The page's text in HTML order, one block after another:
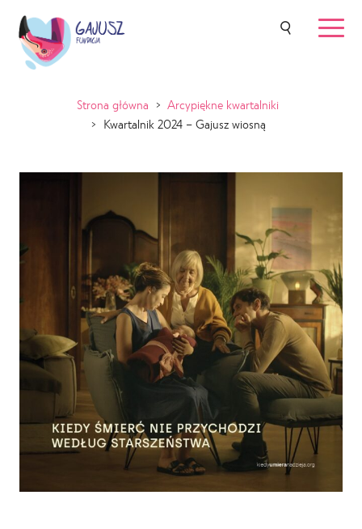
Strona główna > Arcypiękne kwartalniki
>
Kwartalnik 2024 – Gajusz wiosną